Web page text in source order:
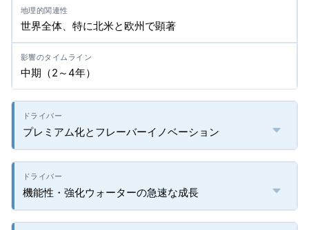
世界全体、特に北米と欧州で顕著
中期（2～4年）
プレミアム化とフレーバーイノベーション
機能性・強化ウォーターの急速な成長